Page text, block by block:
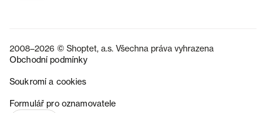
2008–2026 © Shoptet, a.s. Všechna práva vyhrazena
Obchodní podmínky
Soukromí a cookies
Formulář pro oznamovatele